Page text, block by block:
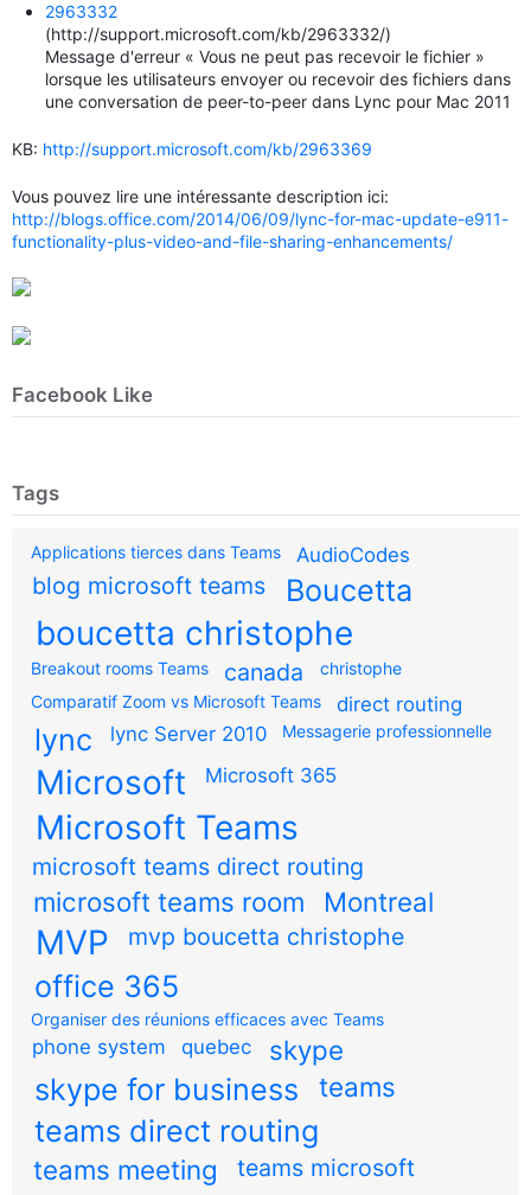
2963332
(http://support.microsoft.com/kb/2963332/)
Message d'erreur « Vous ne peut pas recevoir le fichier »
lorsque les utilisateurs envoyer ou recevoir des fichiers dans
une conversation de peer-to-peer dans Lync pour Mac 2011
KB: http://support.microsoft.com/kb/2963369
Vous pouvez lire une intéressante description ici:
http://blogs.office.com/2014/06/09/lync-for-mac-update-e911-
functionality-plus-video-and-file-sharing-enhancements/
Facebook Like
Tags
Applications tierces dans Teams AudioCodes
blog microsoft teams Boucetta
boucetta christophe
Breakout rooms Teams canada
christophe
Comparatif Zoom vs Microsoft Teams
direct routing
lync lync Server 2010 Messagerie professionnelle
Microsoft Microsoft 365
Microsoft Teams
microsoft teams direct routing
microsoft teams room Montreal
MVP mvp boucetta christophe
office 365
Organiser des réunions efficaces avec Teams
phone system quebec skype
skype for business teams
teams direct routing
teams meeting
teams microsoft